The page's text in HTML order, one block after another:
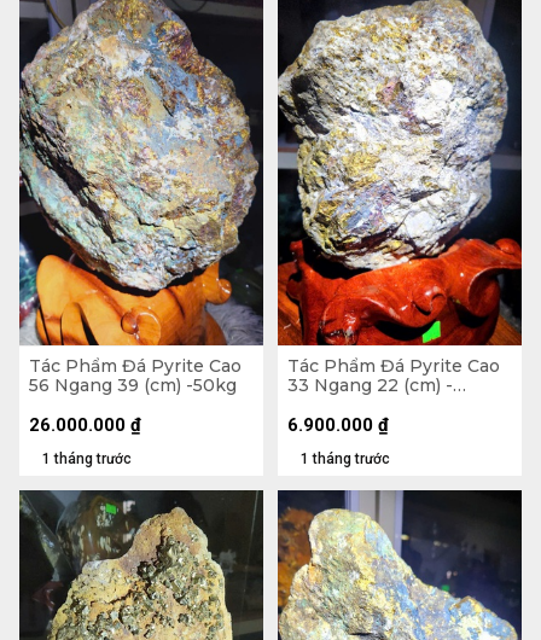
Tác Phẩm Đá Pyrite Cao
56 Ngang 39 (cm) -50kg
1 tháng trước
26.000.000 ₫
Tác Phẩm Đá Pyrite Cao
33 Ngang 22 (cm) -
1 tháng trước
6.900.000 ₫